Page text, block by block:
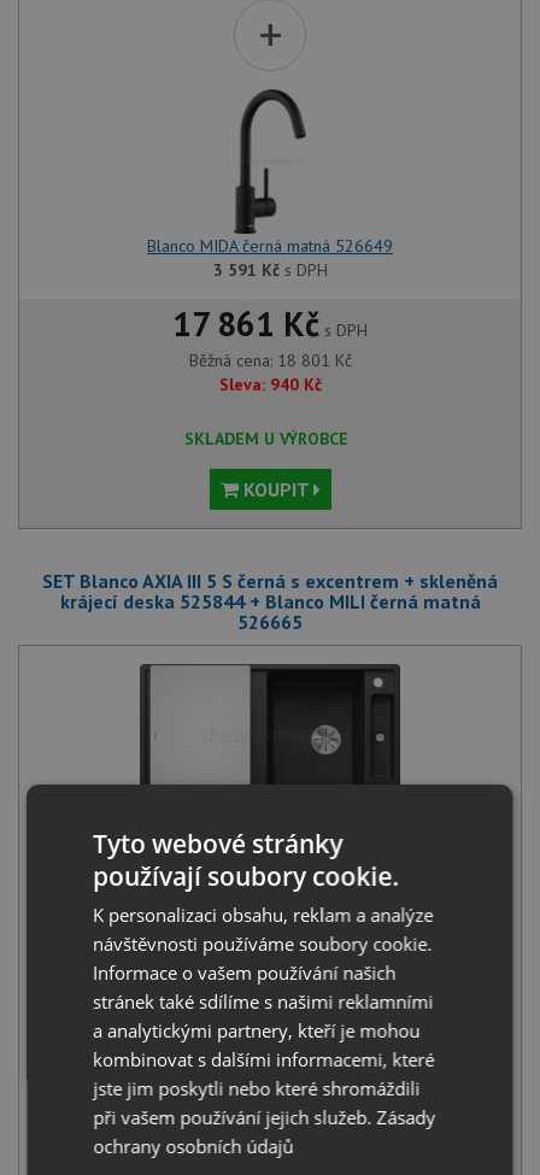
+
Blanco MIDA černá matná 526649
3 591 Kčs DPH
17 861 Kč s DPH
Běžná cena: 18 801 Kč
Sleva: 940 Kč
SKLADEM U VÝROBCE
KOUPIT
SET Blanco AXIA III 5 S černá s excentrem + skleněná
krájecí deska 525844 + Blanco MILI černá matná
526665
525844
15 210 Kčs DPH
+
Blanco MILI černá matná 526665
Tyto webové stránky
používají soubory cookie.
K personalizaci obsahu, reklam a analýze
návštěvnosti používáme soubory cookie.
Informace o vašem používání našich
stránek také sdílíme s našimi reklamními
a analytickými partnery, kteří je mohou
kombinovat s dalšími informacemi, které
jste jim poskytli nebo které shromáždili
při vašem používání jejich služeb.Zásady
ochrany osobních údajů